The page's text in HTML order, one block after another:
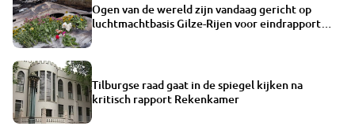
Ogen van de wereld zijn vandaag gericht op
luchtmachtbasis Gilze-Rijen voor eindrapport
Tilburgse raad gaat in de spiegel kijken na
kritisch rapport Rekenkamer